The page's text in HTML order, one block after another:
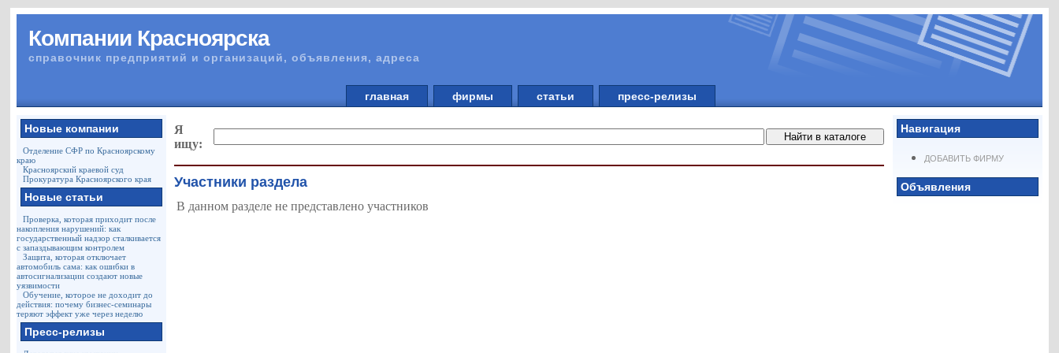
Компании Красноярска
справочник предприятий и организаций, объявления, адреса
главная фирмы статьи пресс-релизы
Новые компании
Отделение СФР по Красноярскому
краю
Красноярский краевой суд
Прокуратура Красноярского края
Новые статьи
Проверка, которая приходит после
накопления нарушений: как
государственный надзор сталкивается
с запаздывающим контролем
Защита, которая отключает
автомобиль сама: как ошибки в
автосигнализации создают новые
уязвимости
Обучение, которое не доходит до
действия: почему бизнес-семинары
теряют эффект уже через неделю
Пресс-релизы
Навигация
ДОБАВИТЬ ФИРМУ
Объявления
Я
ищу:
Участники раздела
В данном разделе не представлено участников